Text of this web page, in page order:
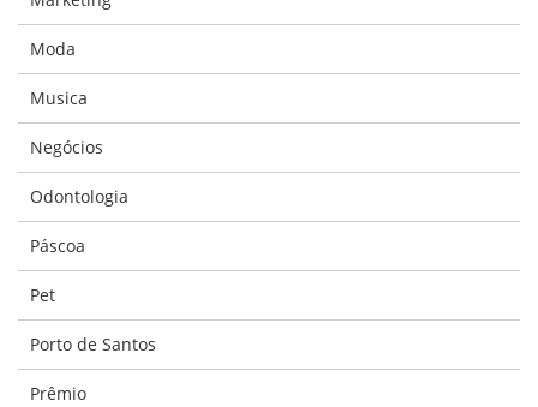
Moda
Musica
Negócios
Odontologia
Páscoa
Pet
Porto de Santos
Prêmio